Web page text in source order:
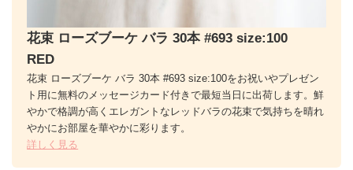
花束 ローズブーケ バラ 30本 #693 size:100
RED
花束 ローズブーケ バラ 30本 #693 size:100をお祝いやプレゼン
ト用に無料のメッセージカード付きで最短当日に出荷します。鮮
やかで格調が高くエレガントなレッドバラの花束で気持ちを晴れ
やかにお部屋を華やかに彩ります。
詳しく見る